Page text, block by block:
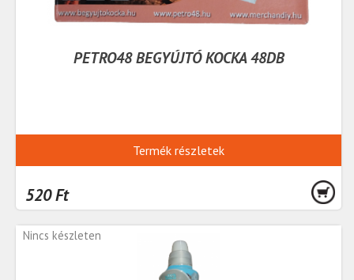
PETRO48 BEGYÚJTÓ KOCKA 48DB
Termék részletek
520 Ft
Nincs készleten